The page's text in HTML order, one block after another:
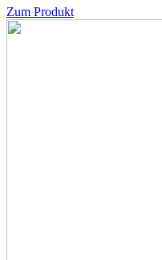
Zum Produkt